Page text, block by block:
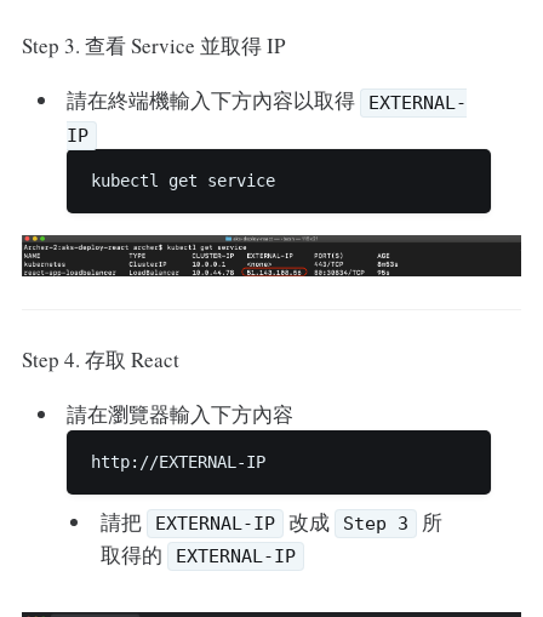
Step 3. 查看 Service 並取得 IP
請在終端機輸入下方內容以取得
EXTERNAL-
IP
Step 4. 存取 React
請在瀏覽器輸入下方內容
請把 EXTERNAL-IP 改成 Step 3
所
取得的
EXTERNAL-IP